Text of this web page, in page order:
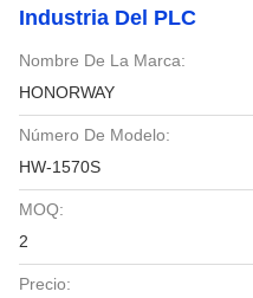
Industria Del PLC
Nombre De La Marca:
HONORWAY
Número De Modelo:
HW-1570S
MOQ:
2
Precio: